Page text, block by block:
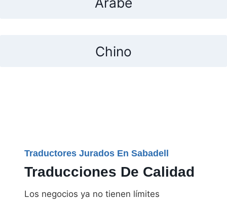
Chino
Traductores Jurados En Sabadell
Traducciones De Calidad
Los negocios ya no tienen límites